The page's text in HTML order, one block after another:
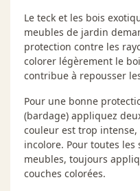
Le teck et les bois
meubles de jardin
protection contre les
colorer légèrement le
contribue à repousser
Pour une bonne
(bardage) appliquez
couleur est trop intense,
incolore. Pour toutes
meubles, toujours
couches colorées.